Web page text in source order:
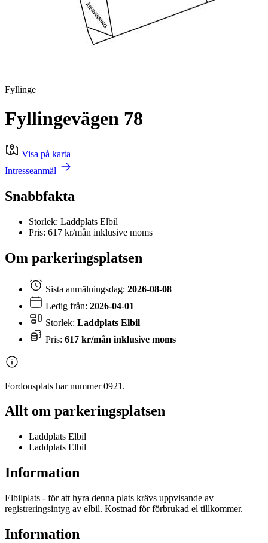
Fyllinge
Fyllingevägen 78
Visa på karta
Intresseanmäl
Snabbfakta
Storlek: Laddplats Elbil
Pris: 617 kr/mån inklusive moms
Om parkeringsplatsen
Sista anmälningsdag: 2026-08-08
Ledig från: 2026-04-01
Storlek: Laddplats Elbil
Pris: 617 kr/mån inklusive moms
Fordonsplats har nummer 0921.
Allt om parkeringsplatsen
Laddplats Elbil
Laddplats Elbil
Information
Elbilplats - för att hyra denna plats krävs uppvisande av
registreringsintyg av elbil. Kostnad för förbrukad el tillkommer.
Information